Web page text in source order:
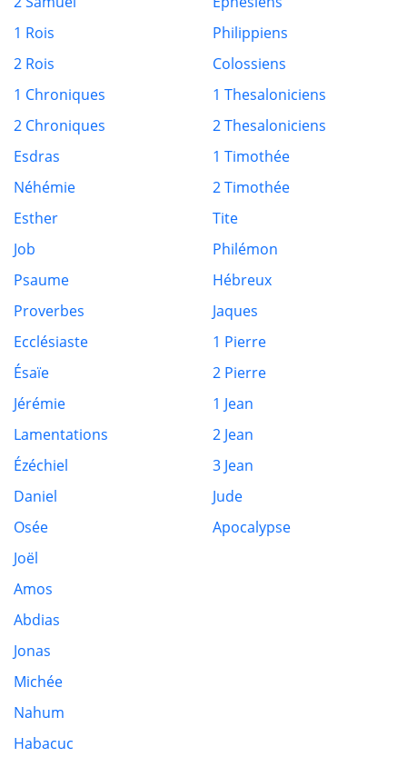
1 Rois
2 Rois
1 Chroniques
2 Chroniques
Esdras
Néhémie
Esther
Job
Psaume
Proverbes
Ecclésiaste
Ésaïe
Jérémie
Lamentations
Ézéchiel
Daniel
Osée
Joël
Amos
Abdias
Jonas
Michée
Nahum
Habacuc
Philippiens
Colossiens
1 Thesaloniciens
2 Thesaloniciens
1 Timothée
2 Timothée
Tite
Philémon
Hébreux
Jaques
1 Pierre
2 Pierre
1 Jean
2 Jean
3 Jean
Jude
Apocalypse